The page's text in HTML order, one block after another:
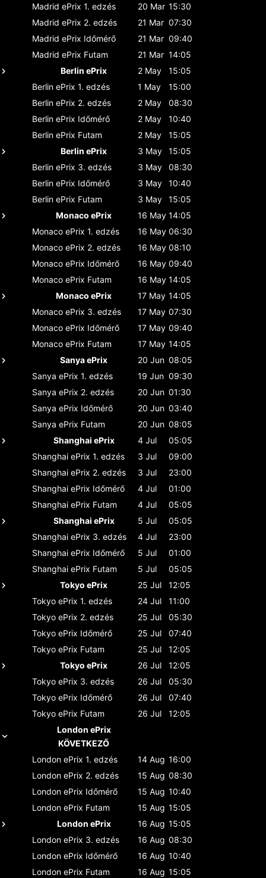
Madrid ePrix 1. edzés 20 Mar 15:30
Madrid ePrix 2. edzés 21 Mar 07:30
Madrid ePrix Időmérő 21 Mar 09:40
Madrid ePrix Futam 21 Mar 14:05
Berlin ePrix
2 May
15:05
Berlin ePrix 1. edzés 1 May
15:00
Berlin ePrix 2. edzés 2 May
08:30
Berlin ePrix Időmérő 2 May
10:40
Berlin ePrix Futam 2 May
15:05
Berlin ePrix
3 May
15:05
Berlin ePrix 3. edzés 3 May
08:30
Berlin ePrix Időmérő 3 May
10:40
Berlin ePrix Futam 3 May
15:05
Monaco ePrix
16 May 14:05
Monaco ePrix 1. edzés 16 May 06:30
Monaco ePrix 2. edzés 16 May 08:10
Monaco ePrix Időmérő 16 May 09:40
Monaco ePrix Futam 16 May 14:05
Monaco ePrix
17 May 14:05
Monaco ePrix 3. edzés 17 May 07:30
Monaco ePrix Időmérő 17 May 09:40
Monaco ePrix Futam 17 May 14:05
Sanya ePrix
20 Jun 08:05
Sanya ePrix 1. edzés 19 Jun 09:30
Sanya ePrix 2. edzés 20 Jun 01:30
Sanya ePrix Időmérő 20 Jun 03:40
Sanya ePrix Futam 20 Jun 08:05
Shanghai ePrix
4 Jul
05:05
Shanghai ePrix 1. edzés 3 Jul
09:00
Shanghai ePrix 2. edzés 3 Jul
23:00
Shanghai ePrix Időmérő 4 Jul
01:00
Shanghai ePrix Futam 4 Jul
05:05
Shanghai ePrix
5 Jul
05:05
Shanghai ePrix 3. edzés 4 Jul
23:00
Shanghai ePrix Időmérő 5 Jul
01:00
Shanghai ePrix Futam 5 Jul
05:05
Tokyo ePrix
25 Jul
12:05
Tokyo ePrix 1. edzés 24 Jul
11:00
Tokyo ePrix 2. edzés 25 Jul
05:30
Tokyo ePrix Időmérő 25 Jul
07:40
Tokyo ePrix Futam 25 Jul
12:05
Tokyo ePrix
26 Jul
12:05
Tokyo ePrix 3. edzés 26 Jul
05:30
Tokyo ePrix Időmérő 26 Jul
07:40
Tokyo ePrix Futam 26 Jul
12:05
London ePrix
KÖVETKEZŐ
London ePrix 1. edzés 14 Aug 16:00
London ePrix 2. edzés 15 Aug 08:30
London ePrix Időmérő 15 Aug 10:40
London ePrix Futam 15 Aug 15:05
London ePrix
16 Aug 15:05
London ePrix 3. edzés 16 Aug 08:30
London ePrix Időmérő 16 Aug 10:40
London ePrix Futam 16 Aug 15:05